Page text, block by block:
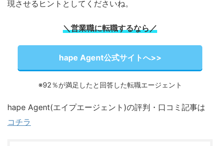
現させるヒントとしてくださいね。
＼営業職に転職するなら／
hape Agent公式サイトへ>>
※92％が満足したと回答した転職エージェント
hape Agent(エイプエージェント)の評判・口コミ記事は
コチラ